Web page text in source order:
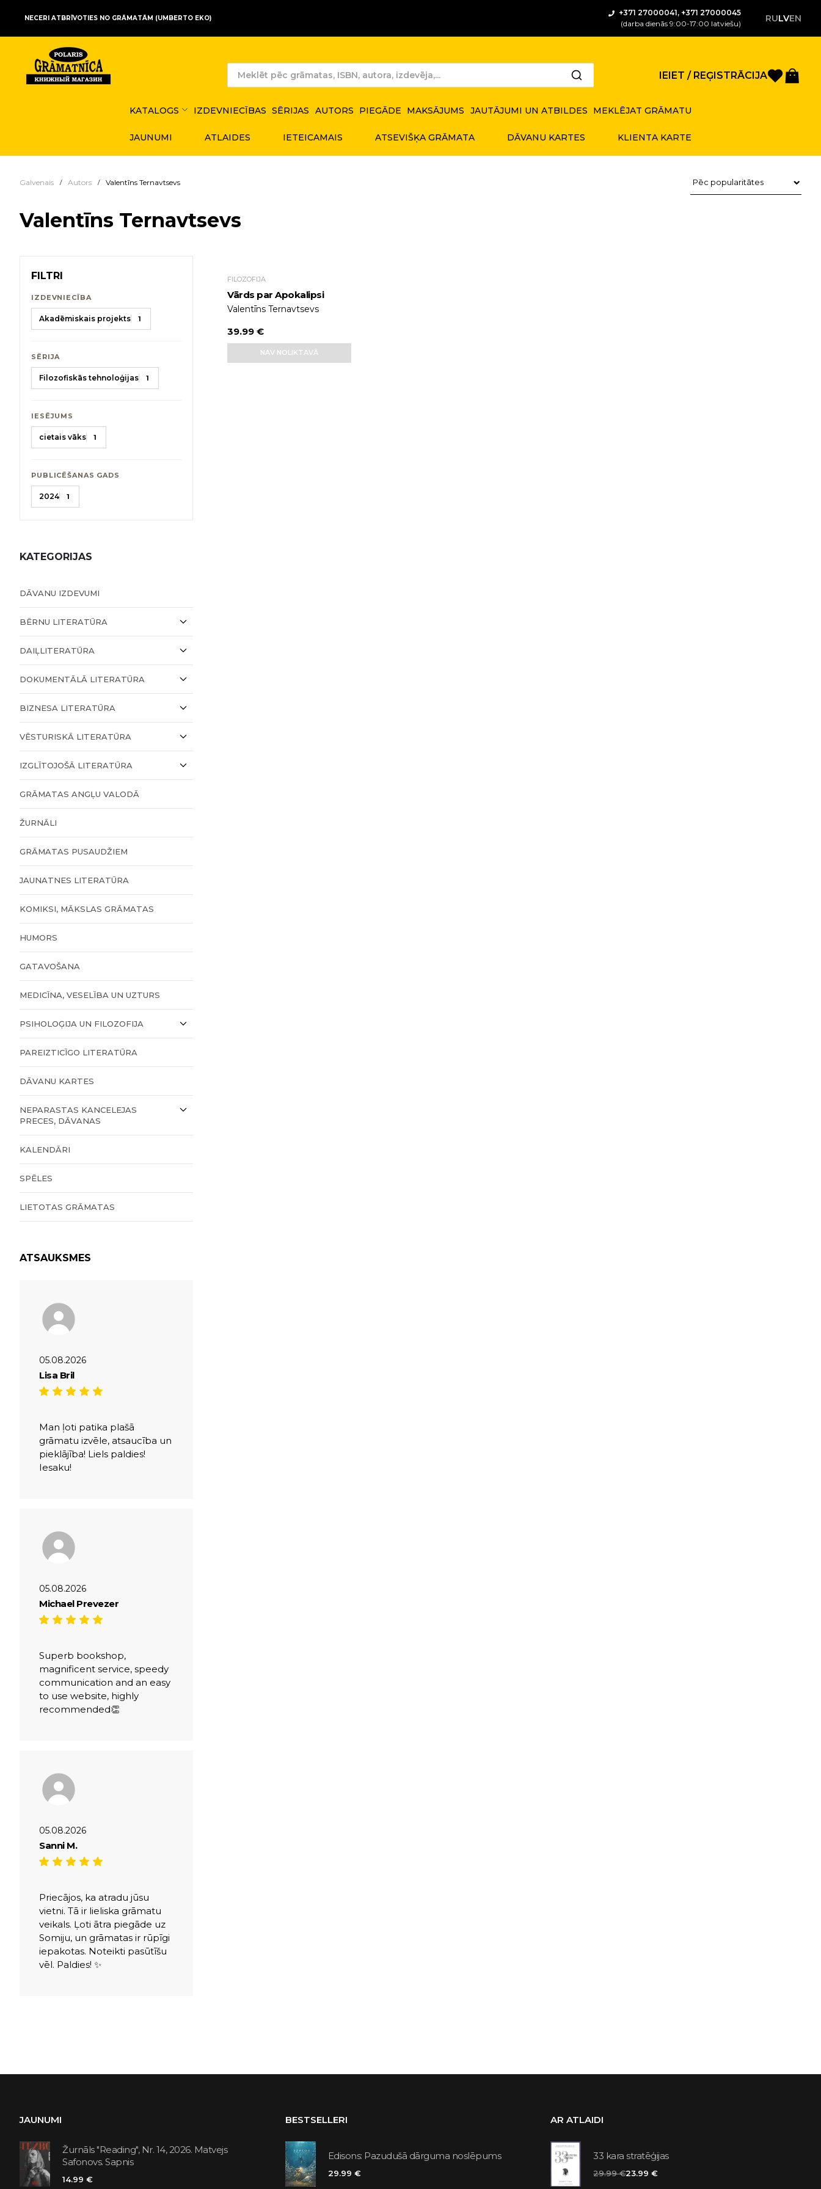
NECERI ATBRĪVOTIES NO GRĀMATĀM (UMBERTO EKO)
+371 27000041, +371 27000045
(darba dienās 9:00-17:00 latviešu)
RULVEN
IEIET / REĢISTRĀCIJA
KATALOGS IZDEVNIECĪBAS SĒRIJAS AUTORS PIEGĀDE MAKSĀJUMS JAUTĀJUMI UN ATBILDES MEKLĒJAT GRĀMATU
JAUNUMI ATLAIDES IETEICAMAIS ATSEVIŠĶA GRĀMATA DĀVANU KARTES KLIENTA KARTE
Galvenais Autors Valentīns Ternavtsevs
Valentīns Ternavtsevs
FILTRI
IZDEVNIECĪBA
Akadēmiskais projekts 1
SĒRIJA
Filozofiskās tehnoloģijas 1
IESĒJUMS
cietais vāks 1
PUBLICĒŠANAS GADS
2024 1
KATEGORIJAS
DĀVANU IZDEVUMI
BĒRNU LITERATŪRA
DAIĻLITERATŪRA
DOKUMENTĀLĀ LITERATŪRA
BIZNESA LITERATŪRA
VĒSTURISKĀ LITERATŪRA
IZGLĪTOJOŠĀ LITERATŪRA
GRĀMATAS ANGĻU VALODĀ
ŽURNĀLI
GRĀMATAS PUSAUDŽIEM
JAUNATNES LITERATŪRA
KOMIKSI, MĀKSLAS GRĀMATAS
HUMORS
GATAVOŠANA
MEDICĪNA, VESELĪBA UN UZTURS
PSIHOLOĢIJA UN FILOZOFIJA
PAREIZTICĪGO LITERATŪRA
DĀVANU KARTES
NEPARASTAS KANCELEJAS
PRECES, DĀVANAS
KALENDĀRI
SPĒLES
LIETOTAS GRĀMATAS
ATSAUKSMES
05.08.2026
Lisa Bril
Man ļoti patika plašā
grāmatu izvēle, atsaucība un
pieklājība! Liels paldies!
Iesaku!
05.08.2026
Michael Prevezer
Superb bookshop,
magnificent service, speedy
communication and an easy
to use website, highly
recommended👏
05.08.2026
Sanni M.
Priecājos, ka atradu jūsu
vietni. Tā ir lieliska grāmatu
veikals. Ļoti ātra piegāde uz
Somiju, un grāmatas ir rūpīgi
iepakotas. Noteikti pasūtīšu
vēl. Paldies! ✨
FILOZOFIJA
Vārds par Apokalipsi
Valentīns Ternavtsevs
39.99 €
NAV NOLIKTAVĀ
JAUNUMI
Žurnāls "Reading", Nr. 14, 2026. Matvejs
Safonovs. Sapnis
14.99 €
BESTSELLERI
Edisons: Pazudušā dārguma noslēpums
29.99 €
AR ATLAIDI
33 kara stratēģijas
29.99 €23.99 €